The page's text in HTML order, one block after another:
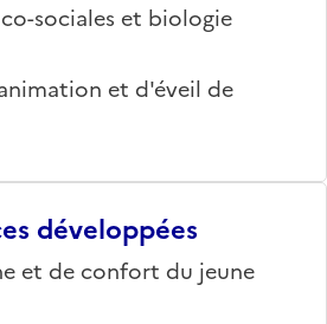
sociales et biologie
et d'éveil de
développées
et de confort du jeune